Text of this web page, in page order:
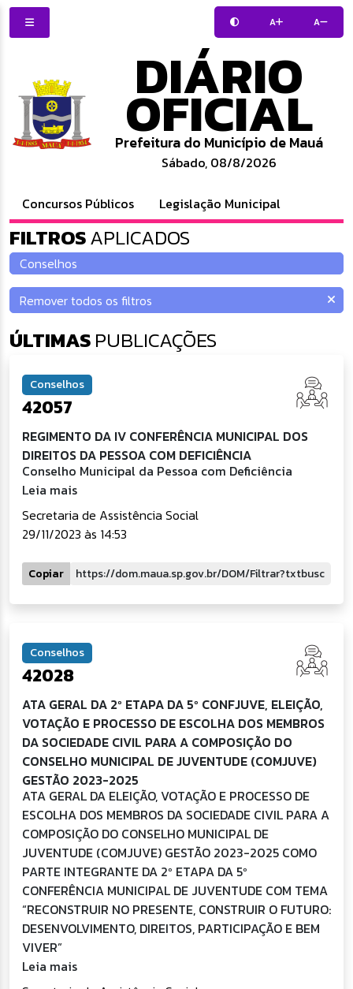
A A
DIÁRIO
OFICIAL
Prefeitura do Município de Mauá
Sábado, 08/8/2026
Concursos Públicos Legislação Municipal
FILTROSAPLICADOS
ÚLTIMASPUBLICAÇÕES
Conselhos
42057
REGIMENTO DA IV CONFERÊNCIA MUNICIPAL DOS
DIREITOS DA PESSOA COM DEFICIÊNCIA
Conselho Municipal da Pessoa com Deficiência
Leia mais
Secretaria de Assistência Social
29/11/2023 às 14:53
Copiar
Conselhos
42028
ATA GERAL DA 2º ETAPA DA 5º CONFJUVE, ELEIÇÃO,
VOTAÇÃO E PROCESSO DE ESCOLHA DOS MEMBROS
DA SOCIEDADE CIVIL PARA A COMPOSIÇÃO DO
CONSELHO MUNICIPAL DE JUVENTUDE (COMJUVE)
GESTÃO 2023-2025
ATA GERAL DA ELEIÇÃO, VOTAÇÃO E PROCESSO DE
ESCOLHA DOS MEMBROS DA SOCIEDADE CIVIL PARA A
COMPOSIÇÃO DO CONSELHO MUNICIPAL DE
JUVENTUDE (COMJUVE) GESTÃO 2023-2025 COMO
PARTE INTEGRANTE DA 2º ETAPA DA 5º
CONFERÊNCIA MUNICIPAL DE JUVENTUDE COM TEMA
“RECONSTRUIR NO PRESENTE, CONSTRUIR O FUTURO:
DESENVOLVIMENTO, DIREITOS, PARTICIPAÇÃO E BEM
VIVER”
Leia mais